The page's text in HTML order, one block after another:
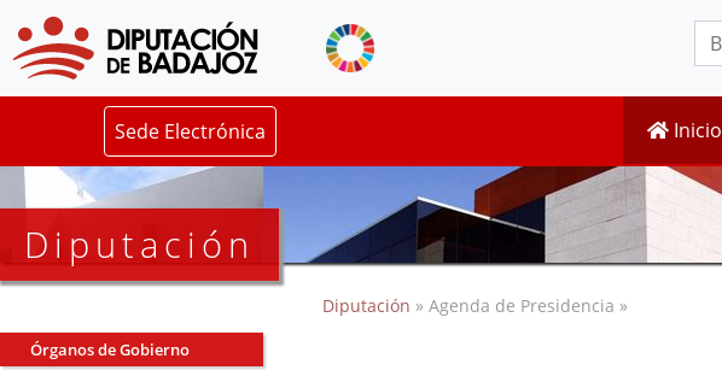
Sede Electrónica Inicio
Diputación
Órganos de Gobierno
Diputación » Agenda de Presidencia »